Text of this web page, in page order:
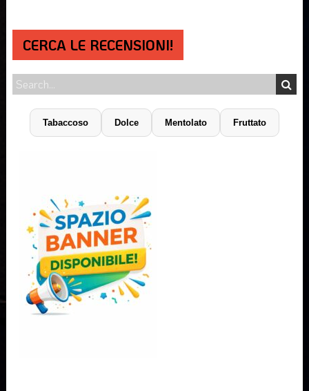
CERCA LE RECENSIONI!
Tabaccoso Dolce Mentolato Fruttato